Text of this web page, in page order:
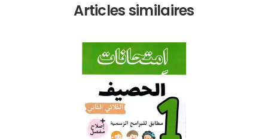
Articles similaires